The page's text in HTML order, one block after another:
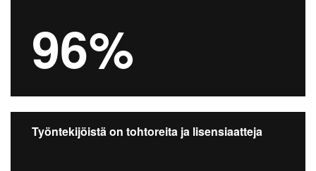
96%
Työntekijöistä on tohtoreita ja lisensiaatteja